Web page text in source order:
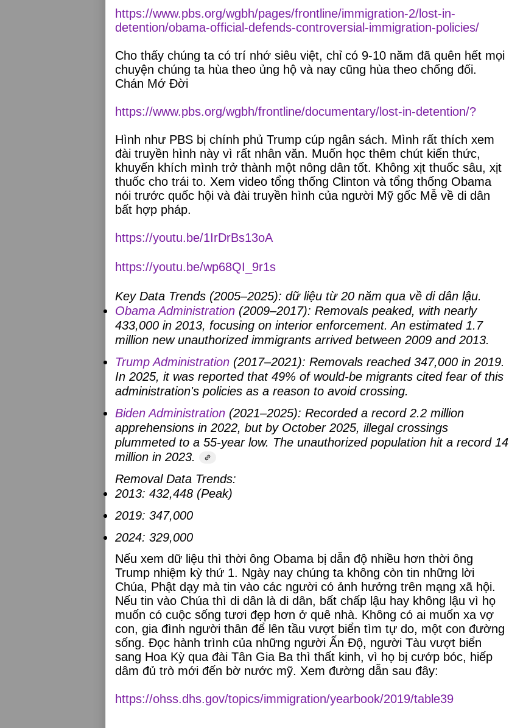
https://www.pbs.org/wgbh/pages/frontline/immigration-2/lost-in-
detention/obama-official-defends-controversial-immigration-policies/
Cho thấy chúng ta có trí nhớ siêu việt, chỉ có 9-10 năm đã quên hết mọi
chuyện chúng ta hùa theo ủng hộ và nay cũng hùa theo chống đối.
Chán Mớ Đời
https://www.pbs.org/wgbh/frontline/documentary/lost-in-detention/?
Hình như PBS bị chính phủ Trump cúp ngân sách. Mình rất thích xem
đài truyền hình này vì rất nhân văn. Muốn học thêm chút kiến thức,
khuyến khích mình trở thành một nông dân tốt. Không xịt thuốc sâu, xịt
thuốc cho trái to. Xem video tổng thống Clinton và tổng thống Obama
nói trước quốc hội và đài truyền hình của người Mỹ gốc Mễ về di dân
bất hợp pháp.
https://youtu.be/1IrDrBs13oA
https://youtu.be/wp68QI_9r1s
Key Data Trends (2005–2025): dữ liệu từ 20 năm qua về di dân lậu.
Obama Administration (2009–2017): Removals peaked, with nearly
433,000 in 2013, focusing on interior enforcement. An estimated 1.7
million new unauthorized immigrants arrived between 2009 and 2013.
Trump Administration (2017–2021): Removals reached 347,000 in 2019.
In 2025, it was reported that 49% of would-be migrants cited fear of this
administration's policies as a reason to avoid crossing.
Biden Administration (2021–2025): Recorded a record 2.2 million
apprehensions in 2022, but by October 2025, illegal crossings
plummeted to a 55-year low. The unauthorized population hit a record 14
million in 2023.
Removal Data Trends:
2013: 432,448 (Peak)
2019: 347,000
2024: 329,000
Nếu xem dữ liệu thì thời ông Obama bị dẫn độ nhiều hơn thời ông
Trump nhiệm kỳ thứ 1. Ngày nay chúng ta không còn tin những lời
Chúa, Phật dạy mà tin vào các người có ảnh hưởng trên mạng xã hội.
Nếu tin vào Chúa thì di dân là di dân, bất chấp lậu hay không lậu vì họ
muốn có cuộc sống tươi đẹp hơn ở quê nhà. Không có ai muốn xa vợ
con, gia đình người thân để lên tầu vượt biển tìm tự do, một con đường
sống. Đọc hành trình của những người Ấn Độ, người Tàu vượt biển
sang Hoa Kỳ qua đài Tân Gia Ba thì thất kinh, vì họ bị cướp bóc, hiếp
dâm đủ trò mới đến bờ nước mỹ. Xem đường dẫn sau đây:
https://ohss.dhs.gov/topics/immigration/yearbook/2019/table39